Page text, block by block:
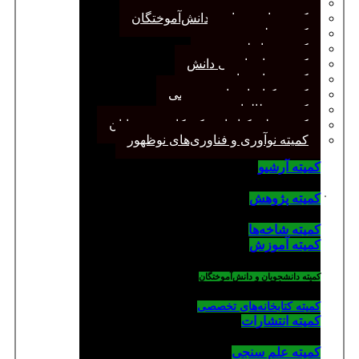
کمیته دانشجویان و دانش‌آموختگان
کمیته علم سنجی
کمیته روابط عمومی
کمیته سازماندهی دانش
کمیته شاخه‌ها
کمیته کتابخانه‌های تخصصی
کمیته مطالعات صنفی
کمیته ملی کتابداری کودکان و نوجوانان
کمیته نوآوری و فناوری‌های نوظهور
کمیته آرشیو
کمیته پژوهش
کمیته شاخه‌ها
کمیته آموزش
کمیته دانشجویان و دانش‌آموختگان
کمیته کتابخانه‌های تخصصی
کمیته انتشارات
کمیته علم سنجی
.